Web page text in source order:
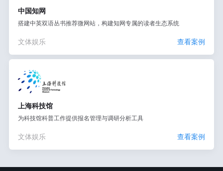
中国知网
搭建中英双语丛书推荐微网站，构建知网专属的读者生态系统
文体娱乐 查看案例
上海科技馆
为科技馆科普工作提供报名管理与调研分析工具
文体娱乐 查看案例